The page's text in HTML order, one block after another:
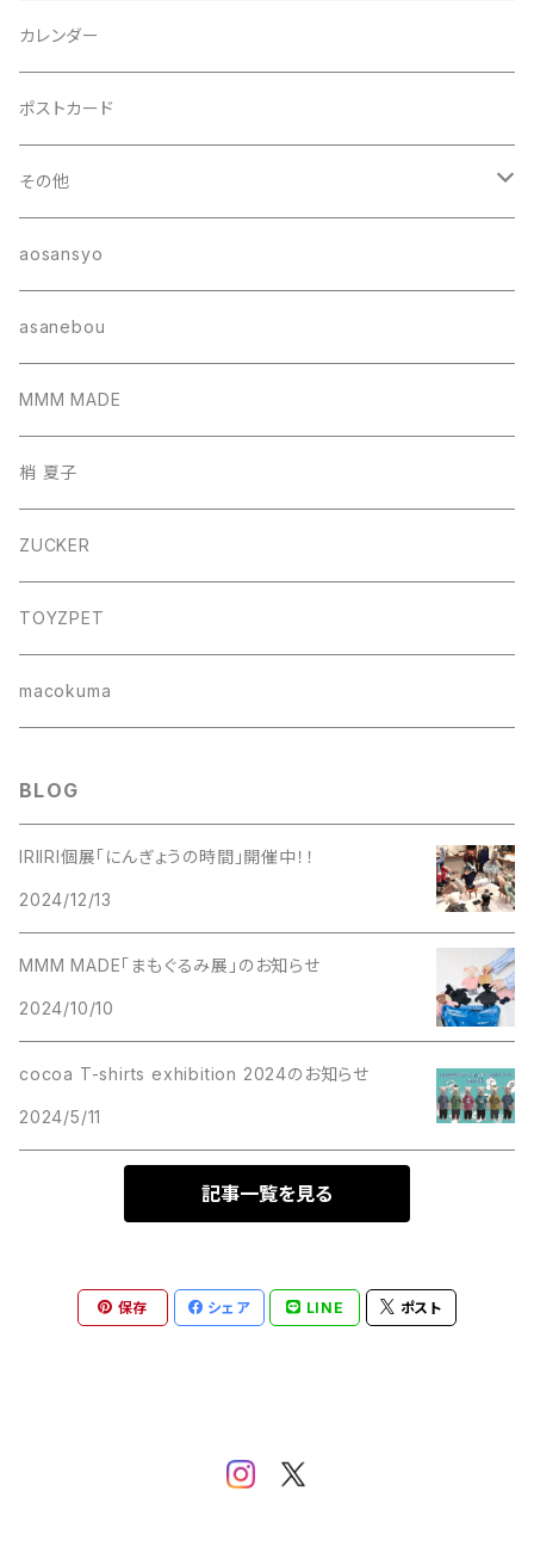
カレンダー
ポストカード
その他
ポーチ
帽子
サコッシュ
巾着バッグ
バッグ
フォトフレーム
懐紙入れ
aosansyo
asanebou
MMM MADE
梢 夏子
ZUCKER
TOYZPET
macokuma
BLOG
IRIIRI個展「にんぎょうの時間」開催中！！
2024/12/13
MMM MADE「まもぐるみ展」のお知らせ
2024/10/10
cocoa T-shirts exhibition 2024のお知らせ
2024/5/11
記事一覧を見る
保存 シェア LINE ポスト